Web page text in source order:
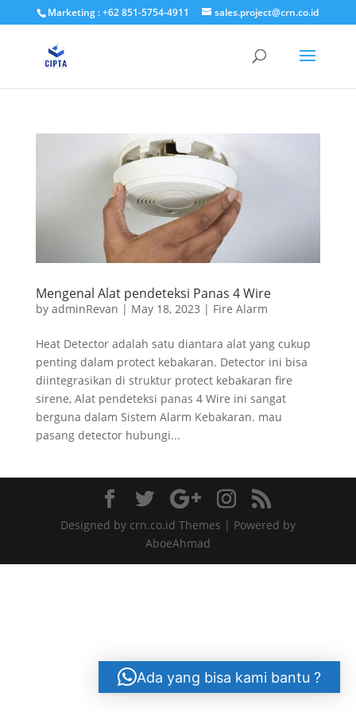
Marketing : +62 851-5754-4911 sales.project@crn.co.id
Mengenal Alat pendeteksi Panas 4 Wire
by adminRevan | May 18, 2023 | Fire Alarm
Heat Detector adalah satu diantara alat yang cukup
penting dalam protect kebakaran. Detector ini bisa
diintegrasikan di struktur protect kebakaran fire
sirene, Alat pendeteksi panas 4 Wire ini sangat
berguna dalam Sistem Alarm Kebakaran. mau
pasang detector hubungi...
Designed by crn.co.id Themes | Powered by
AboeAhmad
Ada yang bisa kami bantu ?